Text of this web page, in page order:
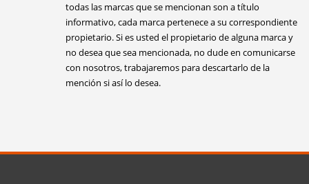
todas las marcas que se mencionan son a título
informativo, cada marca pertenece a su correspondiente
propietario. Si es usted el propietario de alguna marca y
no desea que sea mencionada, no dude en comunicarse
con nosotros, trabajaremos para descartarlo de la
mención si así lo desea.